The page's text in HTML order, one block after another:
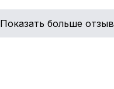
Показать больше